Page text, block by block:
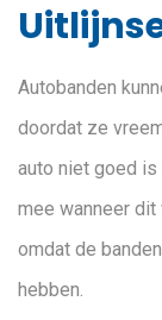
Autobanden
doordat ze
auto niet goed is
mee wanneer
omdat de
hebben.